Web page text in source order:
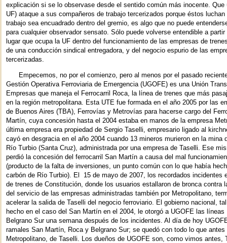
explicación si se lo observase desde el sentido común más inocente. Que
UF) ataque a sus compañeros de trabajo tercerizados porque éstos luchan
trabajo sea encuadrado dentro del gremio, es algo que no puede
para cualquier observador sensato. Sólo puede volverse entendible a partir
lugar que ocupa la UF dentro del funcionamiento de las empresas de
de una conducción sindical entregadora, y del negocio espurio de las
tercerizadas.
Empecemos, no por el comienzo, pero al menos por el pasado
Gestión Operativa Ferroviaria de Emergencia (UGOFE) es una Unión
Empresas que maneja el Ferrocarril Roca, la línea de trenes que más
en la región metropolitana. Esta UTE fue formada en el año 2005 por las
de Buenos Aires (TBA), Ferrovías y Metrovías para hacerse cargo del
Martín, cuya concesión hasta el 2004 estaba en manos de la empresa
última empresa era propiedad de Sergio Taselli, empresario ligado al
cayó en desgracia en el año 2004 cuando 13 mineros murieron en la mina
Río Turbio (Santa Cruz), administrada por una empresa de Taselli. Ese
perdió la concesión del ferrocarril San Martín a causa del mal
(producto de la falta de inversiones, un punto común con lo que había
carbón de Río Turbio). El 15 de mayo de 2007, los recordados incidentes
de trenes de Constitución, donde los usuarios estallaron de bronca contra
del servicio de las empresas administradas también por Metropolitano,
acelerar la salida de Taselli del negocio ferroviario. El gobierno nacional,
hecho en el caso del San Martín en el 2004, le otorgó a UGOFE las líneas
Belgrano Sur una semana después de los incidentes. Al día de hoy
ramales San Martín, Roca y Belgrano Sur; se quedó con todo lo que antes
Metropolitano, de Taselli. Los dueños de UGOFE son, como vimos antes,